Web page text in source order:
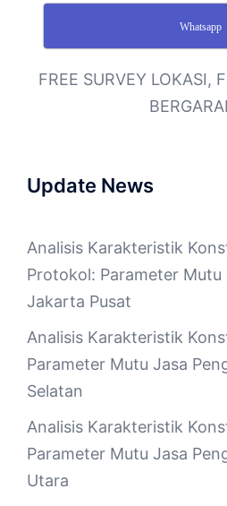
Whatsapp
FREE SURVEY LOKASI,
Update News
Analisis Karakteristik
Protokol: Parameter Mutu
Jakarta Pusat
Analisis Karakteristik
Parameter Mutu Jasa
Selatan
Analisis Karakteristik
Parameter Mutu Jasa
Utara